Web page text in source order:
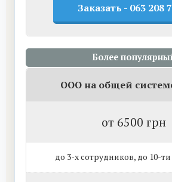
Заказать - 063 208
Более
ООО на общей
от 6500 грн
до 3-х сотрудников, до 10-